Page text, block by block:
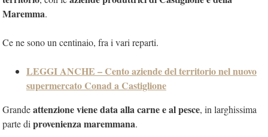
Maremma.
Ce ne sono un centinaio, fra i vari reparti.
LEGGI ANCHE – Cento aziende del territorio nel nuovo
supermercato Conad a Castiglione
Grandeattenzione viene data alla carne e al pesce, in larghissima
parte di provenienza maremmana.